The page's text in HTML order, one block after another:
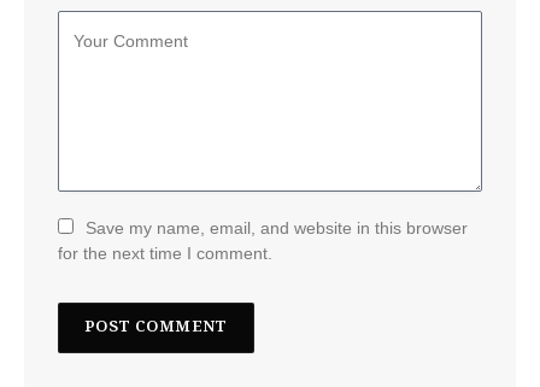
Save my name, email, and website in this browser
for the next time I comment.